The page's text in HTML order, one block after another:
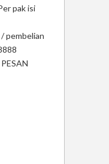
pak isi
pembelian